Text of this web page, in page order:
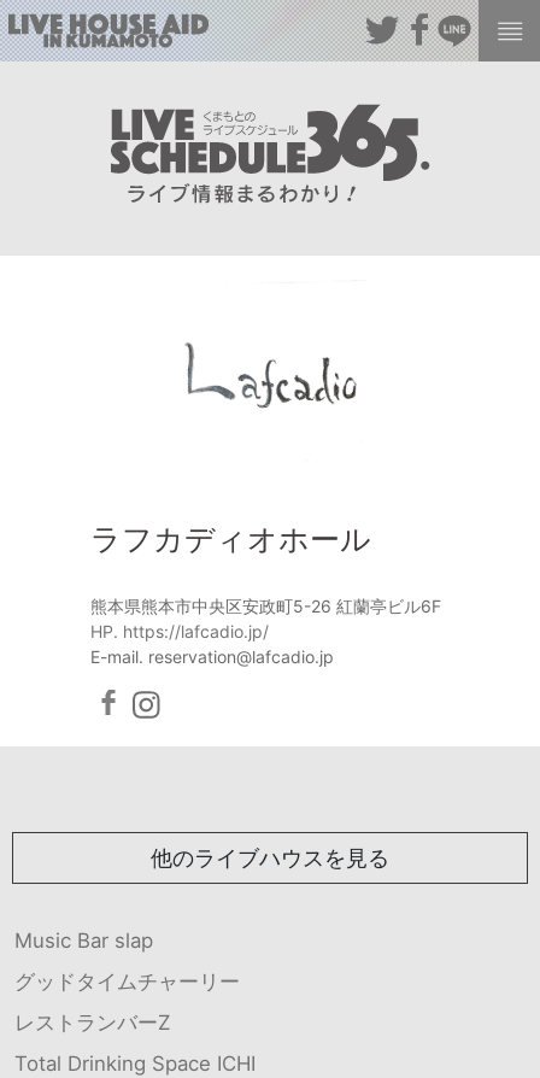
ラフカディオホール
熊本県熊本市中央区安政町5-26 紅蘭亭ビル6F
HP. https://lafcadio.jp/
E-mail. reservation@lafcadio.jp
他のライブハウスを見る
Music Bar slap
グッドタイムチャーリー
レストランバーZ
Total Drinking Space ICHI